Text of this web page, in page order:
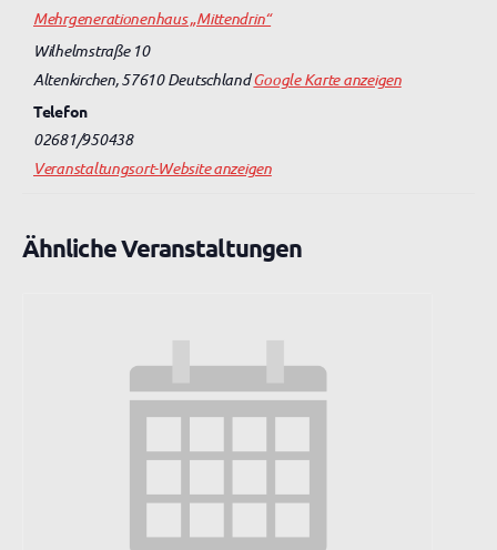
Mehrgenerationenhaus „Mittendrin“
Wilhelmstraße 10
Altenkirchen,57610 DeutschlandGoogle Karte anzeigen
Telefon
02681/950438
Veranstaltungsort-Website anzeigen
Ähnliche Veranstaltungen